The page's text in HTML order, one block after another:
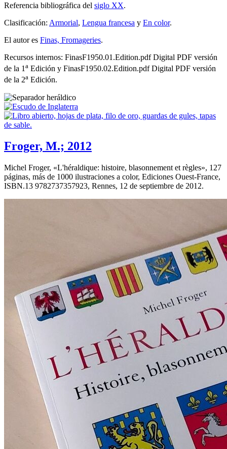
Referencia bibliográfica del siglo XX.
Clasificación: Armorial, Lengua francesa y En color.
El autor es Finas, Fromageries.
Recursos internos: FinasF1950.01.Edition.pdf Digital PDF versión
de la 1 a Edición y FinasF1950.02.Edition.pdf Digital PDF versión
de la 2a Edición.
Froger, M.; 2012
Michel Froger, «L'héraldique: histoire, blasonnement et règles», 127
páginas, más de 1000 ilustraciones a color, Ediciones Ouest-France,
ISBN.13 9782737357923, Rennes, 12 de septiembre de 2012.